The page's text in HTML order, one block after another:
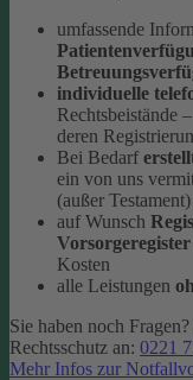
umfassende
individuelle
Rechtsbeistände
deren
Bei Bedarf
ein von uns
(außer
auf Wunsch
Vorsorgeregister
Kosten
alle Leistungen
Sie haben noch
Rechtsschutz an: 0221
Mehr Infos zur